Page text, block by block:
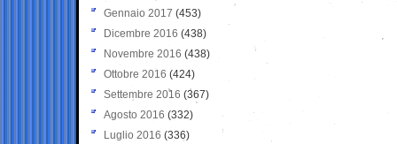
Gennaio 2017 (453)
Dicembre 2016 (438)
Novembre 2016 (438)
Ottobre 2016 (424)
Settembre 2016 (367)
Agosto 2016 (332)
Luglio 2016 (336)